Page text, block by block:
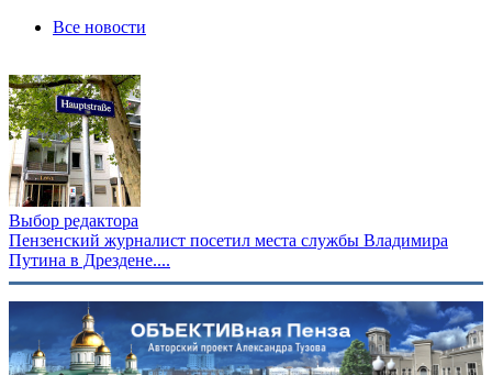
Все новости
Выбор редактора
Пензенский журналист посетил места службы Владимира
Путина в Дрездене....